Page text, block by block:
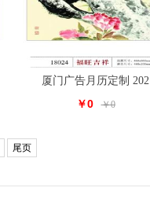
厦门广告月历定制 202
￥0 ￥0
尾页